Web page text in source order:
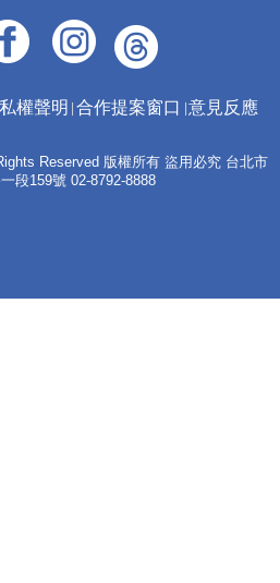
權聲明 合作提案窗口 意見反應
Reserved 版權所有 盜用必究 台北市
段159號 02-8792-8888